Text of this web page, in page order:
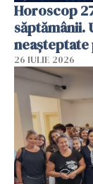
Horoscop
săptămânii.
26 IULIE 2026